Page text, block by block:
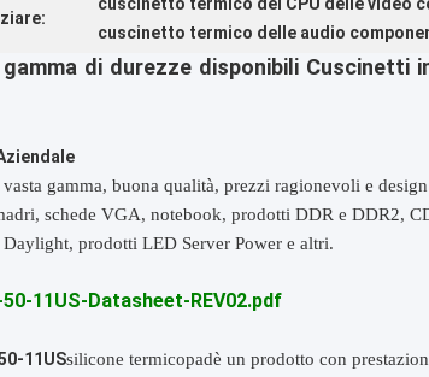
cuscinetto termico delle audio
gamma di durezze disponibili Cuscinetti
gamma, buona qualità, prezzi ragionevoli e
schede VGA, notebook, prodotti DDR e DDR2,
Daylight, prodotti LED Server Power e altri.
50-11US-Datasheet-REV02.pdf
11USsilicone termicopadè un prodotto con